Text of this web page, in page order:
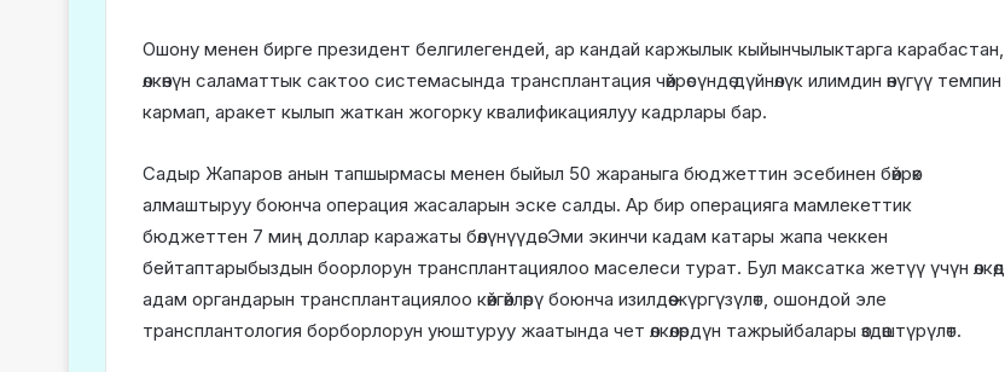
Ошону менен бирге президент белгилегендей, ар кандай каржылык кыйынчылыктарга карабастан,
өлкөнүн саламаттык сактоо системасында трансплантация чөйрөсүндө дүйнөлүк илимдин өнүгүү темпин
кармап, аракет кылып жаткан жогорку квалификациялуу кадрлары бар.
Садыр Жапаров анын тапшырмасы менен быйыл 50 жараныга бюджеттин эсебинен бөйрөк
алмаштыруу боюнча операция жасаларын эске салды. Ар бир операцияга мамлекеттик
бюджеттен 7 миң доллар каражаты бөлүнүүдө. Эми экинчи кадам катары жапа чеккен
бейтаптарыбыздын боорлорун трансплантациялоо маселеси турат. Бул максатка жетүү үчүн өлкөдө
адам органдарын трансплантациялоо көйгөйлөрү боюнча изилдөө жүргүзүлөт, ошондой эле
трансплантология борборлорун уюштуруу жаатында чет өлкөлөрдүн тажрыйбалары өздөштүрүлөт.